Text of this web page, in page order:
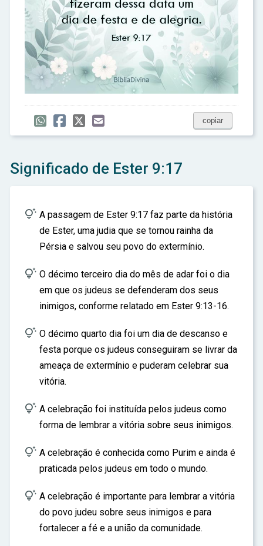
copiar
Significado de Ester 9:17
 A passagem de Ester 9:17 faz parte da história
de Ester, uma judia que se tornou rainha da
Pérsia e salvou seu povo do extermínio.
 O décimo terceiro dia do mês de adar foi o dia
em que os judeus se defenderam dos seus
inimigos, conforme relatado em Ester 9:13-16.
 O décimo quarto dia foi um dia de descanso e
festa porque os judeus conseguiram se livrar da
ameaça de extermínio e puderam celebrar sua
vitória.
 A celebração foi instituída pelos judeus como
forma de lembrar a vitória sobre seus inimigos.
 A celebração é conhecida como Purim e ainda é
praticada pelos judeus em todo o mundo.
 A celebração é importante para lembrar a vitória
do povo judeu sobre seus inimigos e para
fortalecer a fé e a união da comunidade.